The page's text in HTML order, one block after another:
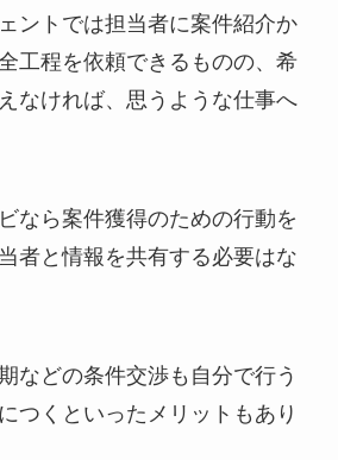
ントでは担当者に案件紹介か
工程を依頼できるものの、希
なければ、思うような仕事へ
なら案件獲得のための行動を
者と情報を共有する必要はな
などの条件交渉も自分で行う
つくといったメリットもあり